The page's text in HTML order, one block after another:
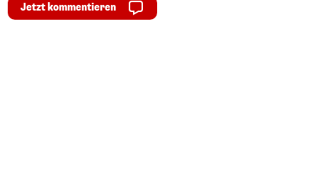
Jetzt kommentieren